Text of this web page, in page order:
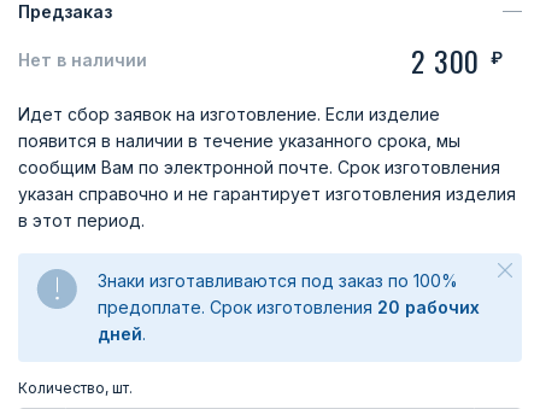
Предзаказ
Нет в наличии 2 300 ₽
Идет сбор заявок на изготовление. Если изделие
появится в наличии в течение указанного срока, мы
сообщим Вам по электронной почте. Срок изготовления
указан справочно и не гарантирует изготовления изделия
в этот период.
Знаки изготавливаются под заказ по 100%
предоплате. Срок изготовления 20 рабочих
дней.
Количество, шт.